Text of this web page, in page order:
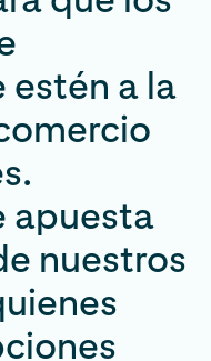
a la
apuesta
nuestros